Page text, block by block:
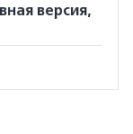
версия,